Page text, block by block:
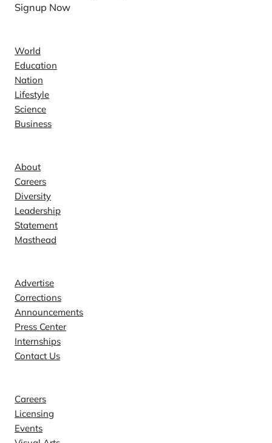
Signup Now
World
Education
Nation
Lifestyle
Science
Business
About
Careers
Diversity
Leadership
Statement
Masthead
Advertise
Corrections
Announcements
Press Center
Internships
Contact Us
Careers
Licensing
Events